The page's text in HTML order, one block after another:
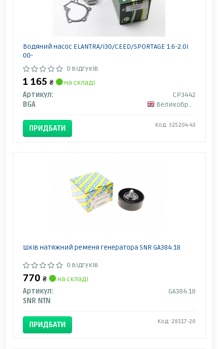
Водяний насос ELANTRA/i30/CEED/SPORTAGE 1.6-2.0i
00-
0 відгуків
1 165 ₴
на складі
Артикул:
CP3442
BGA
Великобританія
ПРИДБАТИ Код: 325204-43
Шків натяжний ременя генератора SNR GA384.18
0 відгуків
770 ₴
на складі
Артикул:
GA384.18
SNR NTN
ПРИДБАТИ Код: 28117-20